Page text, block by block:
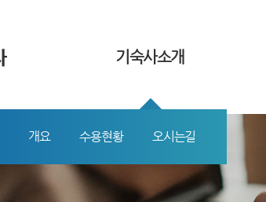
기숙사소개
개요 수용현황 오시는길